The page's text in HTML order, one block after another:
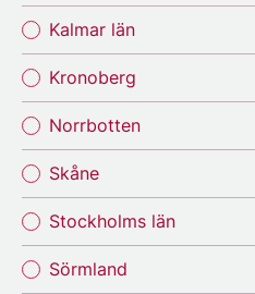
Kalmar län
Kronoberg
Norrbotten
Skåne
Stockholms län
Sörmland